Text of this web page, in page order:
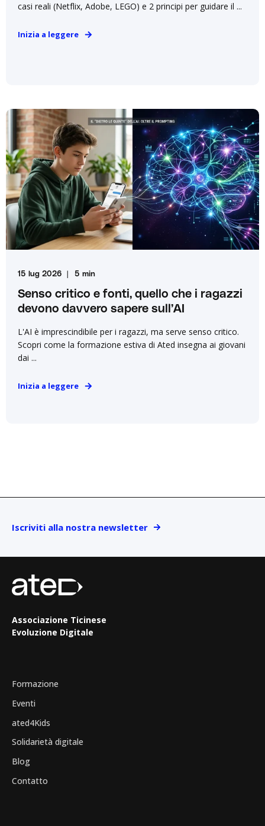
casi reali (Netflix, Adobe, LEGO) e 2 principi per guidare il ...
Inizia a leggere
15 lug 2026 5 min
Senso critico e fonti, quello che i ragazzi
devono davvero sapere sull’AI
L'AI è imprescindibile per i ragazzi, ma serve senso critico.
Scopri come la formazione estiva di Ated insegna ai giovani
dai ...
Inizia a leggere
Iscriviti alla nostra newsletter
Associazione Ticinese
Evoluzione Digitale
Formazione
Eventi
ated4Kids
Solidarietà digitale
Blog
Contatto